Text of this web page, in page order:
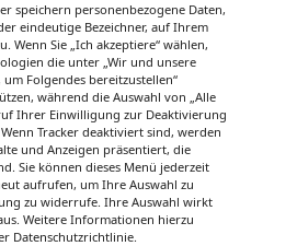
Sie die aktuelle Ausgabe der
in den 120
der RegionalMedien
sowie ein Archiv der vergangenen
speichern personenbezogene Daten,
eindeutige Bezeichner, auf Ihrem
Wenn Sie „Ich akzeptiere“ wählen,
die unter „Wir und unsere
Folgendes bereitzustellen“
während die Auswahl von „Alle
Ihrer Einwilligung zur Deaktivierung
Tracker deaktiviert sind, werden
und Anzeigen präsentiert, die
Sie können dieses Menü jederzeit
aufrufen, um Ihre Auswahl zu
zu widerrufe. Ihre Auswahl wirkt
Weitere Informationen hierzu
Datenschutzrichtlinie.